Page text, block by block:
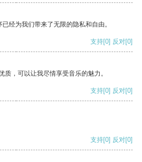
经为我们带来了无限的隐私和自由。
支持[0] 反对[0]
质，可以让我尽情享受音乐的魅力。
支持[0] 反对[0]
支持[0] 反对[0]